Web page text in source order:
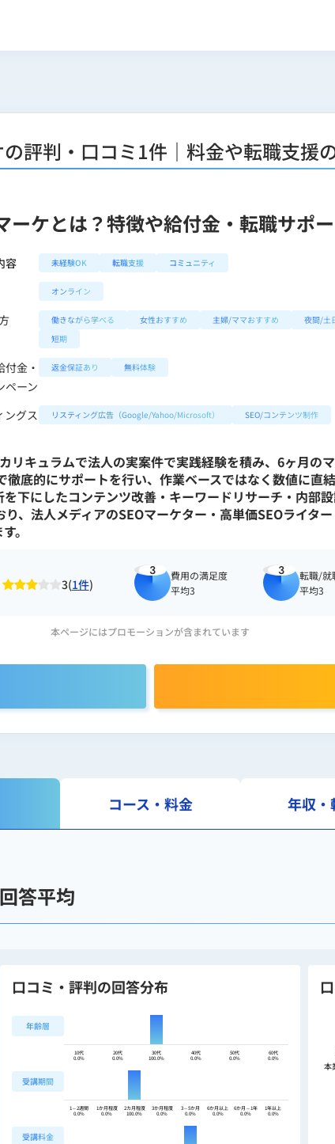
評判・口コミ1件｜料金や転職支援
ーケとは？特徴や給付金・転職サポ
容 未経験OK 転職支援 コミュニティ
オンライン
働きながら学べる 女性おすすめ 主婦/ママおすすめ
夜間/土
短期
金・
ペーン
返金保証あり 無料体験
ングス
リスティング広告（Google/Yahoo/Microsoft） SEO/コンテンツ制作
リキュラムで法人の実案件で実践経験を積み、6ヶ月の
底的にサポートを行い、作業ベースではなく数値に直
下にしたコンテンツ改善・キーワードリサーチ・内部
、法人メディアのSEOマーケター・高単価SEOライタ
。
3(1件)
3
費用の満足度
平均3
3
転職/就
平均3
本ページにはプロモーションが含まれています
コース・料金 年収・
答平均
口コミ・評判の回答分布
年齢層
10代
0.0%
20代
0.0%
30代
100.0%
40代
0.0%
50代
0.0%
60代
0.0%
受講期間
1～2週間
0.0%
1か月程度
0.0%
2カ月程度
100.0%
3か月程度
0.0%
3～5か月
0.0%
6か月以上
0.0%
6か月～1年
0.0%
1年以上
0.0%
受講料金
本